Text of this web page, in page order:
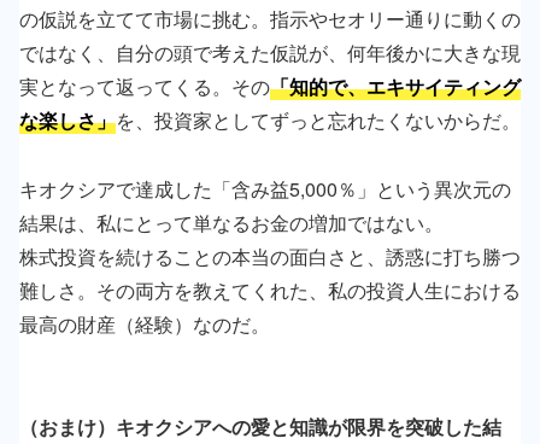
の仮説を立てて市場に挑む。指示やセオリー通りに動くの
ではなく、自分の頭で考えた仮説が、何年後かに大きな現
実となって返ってくる。その「知的で、エキサイティング
な楽しさ」を、投資家としてずっと忘れたくないからだ。
キオクシアで達成した「含み益5,000％」という異次元の
結果は、私にとって単なるお金の増加ではない。
株式投資を続けることの本当の面白さと、誘惑に打ち勝つ
難しさ。その両方を教えてくれた、私の投資人生における
最高の財産（経験）なのだ。
（おまけ）キオクシアへの愛と知識が限界を突破した結